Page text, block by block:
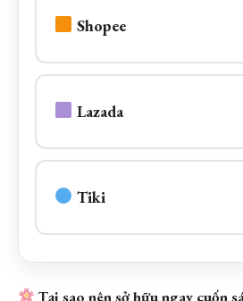
Shopee
Lazada
Tiki
Tại sao nên sở hữu ngay cuốn